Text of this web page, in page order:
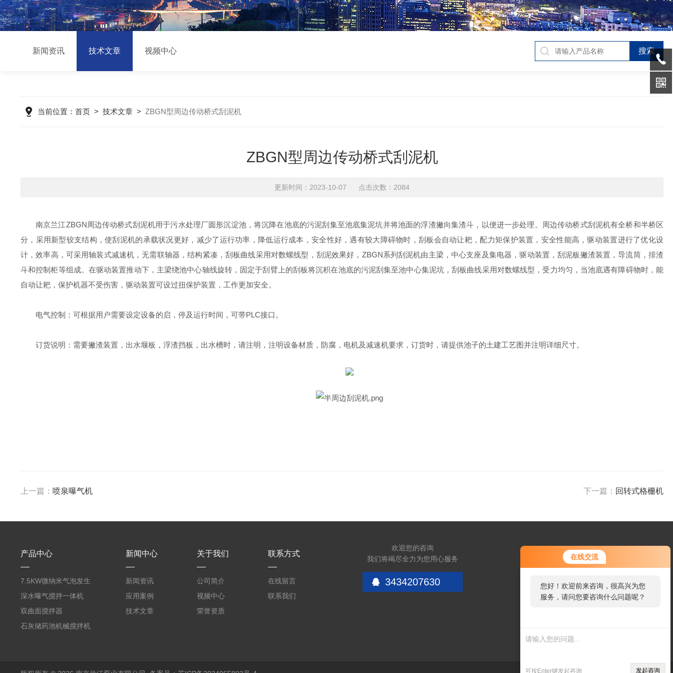
在线交流
您好！欢迎前来咨询，很高兴为您
服务，请问您要咨询什么问题呢？
可按Enter键发起咨询 发起咨询
新闻资讯 技术文章 视频中心
当前位置： 首页> 技术文章> ZBGN型周边传动桥式刮泥机
ZBGN型周边传动桥式刮泥机
更新时间：2023-10-07 点击次数：2084
南京兰江ZBGN周边传动桥式刮泥机用于污水处理厂圆形沉淀池，将沉降在池底的污泥刮集至池底集泥坑并将池面的浮渣撇向集渣斗，以便进一步处理。周边传动桥式刮泥机有全桥和半桥区
分，采用新型铰支结构，使刮泥机的承载状况更好，减少了运行功率，降低运行成本，安全性好，遇有较大障碍物时，刮板会自动让耙，配力矩保护装置，安全性能高，驱动装置进行了优化设
计，效率高，可采用轴装式减速机，无需联轴器，结构紧凑，刮板曲线采用对数螺线型，刮泥效果好，ZBGN系列刮泥机由主梁，中心支座及集电器，驱动装置，刮泥板撇渣装置，导流筒，排渣
斗和控制柜等组成。在驱动装置推动下，主梁绕池中心轴线旋转，固定于刮臂上的刮板将沉积在池底的污泥刮集至池中心集泥坑，刮板曲线采用对数螺线型，受力均匀，当池底遇有障碍物时，能
自动让耙，保护机器不受伤害，驱动装置可设过扭保护装置，工作更加安全。
电气控制：可根据用户需要设定设备的启，停及运行时间，可带PLC接口。
订货说明：需要撇渣装置，出水堰板，浮渣挡板，出水槽时，请注明，注明设备材质，防腐，电机及减速机要求，订货时，请提供池子的土建工艺图并注明详细尺寸。
上一篇： 喷泉曝气机 下一篇： 回转式格栅机
产品中心
7.5KW微纳米气泡发生
器曝气机
深水曝气搅拌一体机
双曲面搅拌器
石灰储药池机械搅拌机
新闻中心
新闻资讯
应用案例
技术文章
关于我们
公司简介
视频中心
荣誉资质
联系方式
在线留言
联系我们
欢迎您的咨询
我们将竭尽全力为您用心服务
3434207630
扫码加微信